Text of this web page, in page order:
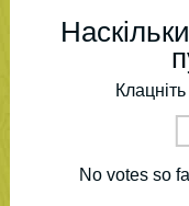
No votes so